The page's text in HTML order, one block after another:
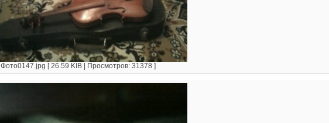
Фото0147.jpg [ 26.59 KIB | Просмотров: 31378 ]